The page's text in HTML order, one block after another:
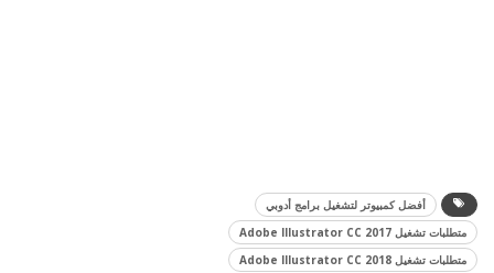
أفضل كمبيوتر لتشغيل برامج أدوبي
متطلبات تشغيل Adobe Illustrator CC 2017
متطلبات تشغيل Adobe Illustrator CC 2018